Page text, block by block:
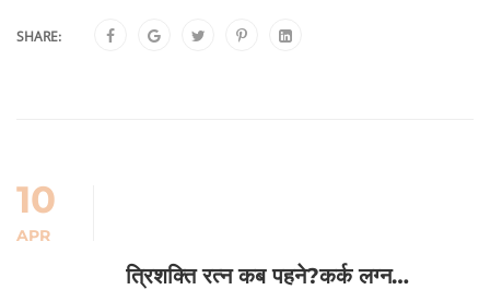
SHARE:
10
APR
त्रिशक्ति रत्न कब पहने?कर्क लग्न…